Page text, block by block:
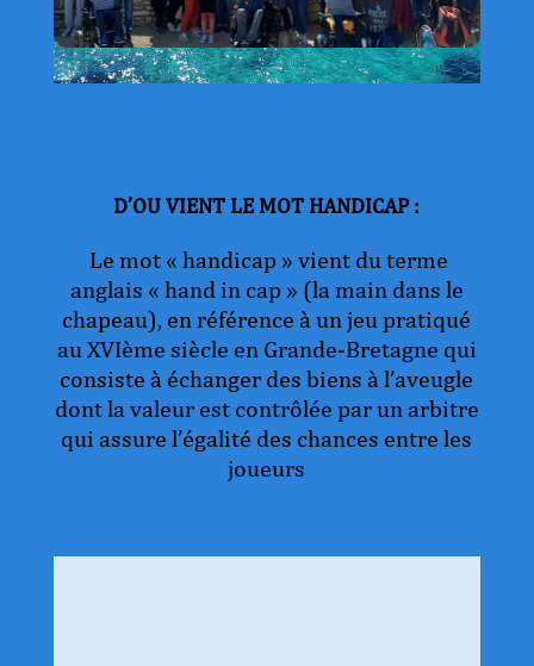
D’OU VIENT LE MOT HANDICAP :
Le mot « handicap » vient du terme
anglais « hand in cap » (la main dans le
chapeau), en référence à un jeu pratiqué
au XVIème siècle en Grande-Bretagne qui
consiste à échanger des biens à l’aveugle
dont la valeur est contrôlée par un arbitre
qui assure l’égalité des chances entre les
joueurs